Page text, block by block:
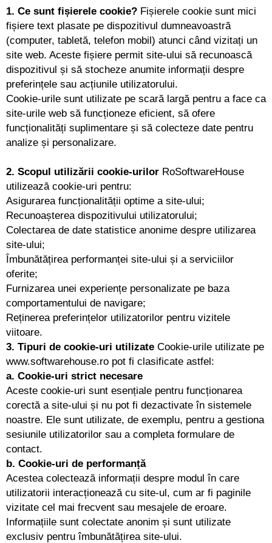
1. Ce sunt fișierele cookie? Fișierele cookie sunt mici
fișiere text plasate pe dispozitivul dumneavoastră
(computer, tabletă, telefon mobil) atunci când vizitați un
site web. Aceste fișiere permit site-ului să recunoască
dispozitivul și să stocheze anumite informații despre
preferințele sau acțiunile utilizatorului.
Cookie-urile sunt utilizate pe scară largă pentru a face ca
site-urile web să funcționeze eficient, să ofere
funcționalități suplimentare și să colecteze date pentru
analize și personalizare.
2. Scopul utilizării cookie-urilor RoSoftwareHouse
utilizează cookie-uri pentru:
Asigurarea funcționalității optime a site-ului;
Recunoașterea dispozitivului utilizatorului;
Colectarea de date statistice anonime despre utilizarea
site-ului;
Îmbunătățirea performanței site-ului și a serviciilor
oferite;
Furnizarea unei experiențe personalizate pe baza
comportamentului de navigare;
Reținerea preferințelor utilizatorilor pentru vizitele
viitoare.
3. Tipuri de cookie-uri utilizate Cookie-urile utilizate pe
www.softwarehouse.ro pot fi clasificate astfel:
a. Cookie-uri strict necesare
Aceste cookie-uri sunt esențiale pentru funcționarea
corectă a site-ului și nu pot fi dezactivate în sistemele
noastre. Ele sunt utilizate, de exemplu, pentru a gestiona
sesiunile utilizatorilor sau a completa formulare de
contact.
b. Cookie-uri de performanță
Acestea colectează informații despre modul în care
utilizatorii interacționează cu site-ul, cum ar fi paginile
vizitate cel mai frecvent sau mesajele de eroare.
Informațiile sunt colectate anonim și sunt utilizate
exclusiv pentru îmbunătățirea site-ului.